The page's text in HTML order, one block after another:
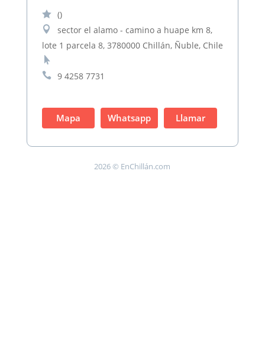
 ()

sector el alamo - camino a huape km 8,
lote 1 parcela 8, 3780000 Chillán, Ñuble, Chile


9 4258 7731
Mapa Whatsapp Llamar
2026 © EnChillán.com